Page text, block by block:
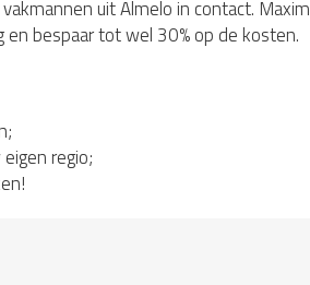
uit Almelo in contact.
en bespaar tot wel 30% op de kosten.
regio;